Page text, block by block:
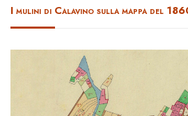
I mulini di Calavino sulla mappa del